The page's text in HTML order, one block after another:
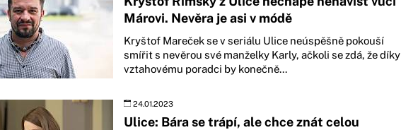
Márovi. Nevěra je asi v módě
Kryštof Mareček se v seriálu Ulice neúspěšně pokouší
smířit s nevěrou své manželky Karly, ačkoli se zdá, že díky
vztahovému poradci by konečně...
24.01.2023
Ulice: Bára se trápí, ale chce znát celou